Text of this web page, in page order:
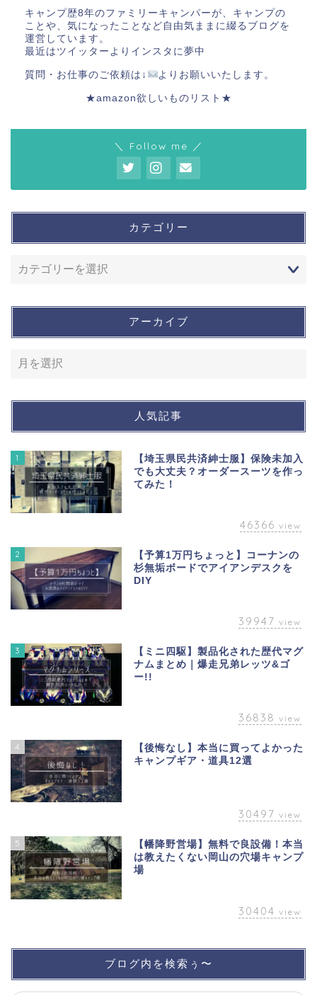
キャンプ歴8年のファミリーキャンパーが、キャンプの
ことや、気になったことなど自由気ままに綴るブログを
運営しています。
最近はツイッターよりインスタに夢中
質問・お仕事のご依頼は↓ よりお願いいたします。
★amazon欲しいものリスト★
＼ Follow me ／
カテゴリー
アーカイブ
人気記事
1
【埼玉県民共済紳士服】保険未加入
でも大丈夫？オーダースーツを作っ
てみた！
46366 view
2
【予算1万円ちょっと】コーナンの
杉無垢ボードでアイアンデスクを
DIY
39947 view
3
【ミニ四駆】製品化された歴代マグ
ナムまとめ｜爆走兄弟レッツ&ゴ
ー!!
36838 view
4
【後悔なし】本当に買ってよかった
キャンプギア・道具12選
30497 view
5
【幡降野営場】無料で良設備！本当
は教えたくない岡山の穴場キャンプ
場
30404 view
ブログ内を検索ぅ〜